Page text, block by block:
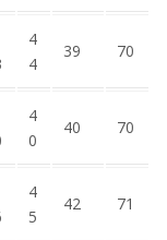
4
4
39 70
4
0
40 70
4
5
42 71